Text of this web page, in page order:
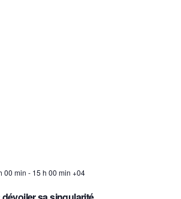
00 min - 15 h 00 min +04